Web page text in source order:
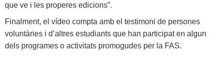
que ve i les properes edicions”.
Finalment, el vídeo compta amb el testimoni de persones
voluntàries i d’altres estudiants que han participat en algun
dels programes o activitats promogudes per la FAS.